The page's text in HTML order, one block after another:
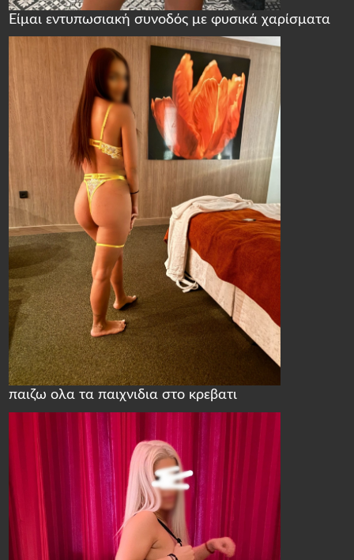
Είμαι εντυπωσιακή συνοδός με φυσικά χαρίσματα
παιζω ολα τα παιχνιδια στο κρεβατι